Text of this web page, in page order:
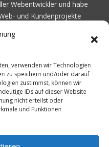
verwenden wir Technologien
zu speichern und/oder darauf
zustimmst, können wir
IDs auf dieser Website
nicht erteilst oder
und Funktionen
Webentwickler und habe
und Kundenprojekte
Webhosting zu finden: Bei
ärgert man sich über
oder überlangsame
habe ich im Mai 2016
bekanntesten Webhoster
testen und deren
Ladezeit für eine typische
auf dem beliebten CMS-
zu protokollieren. Auf
werte ich diese